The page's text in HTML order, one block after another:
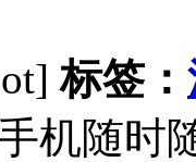
标签：
机随时